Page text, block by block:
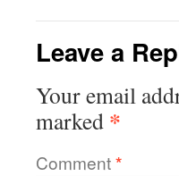
Leave a
Your email
marked *
Comment*